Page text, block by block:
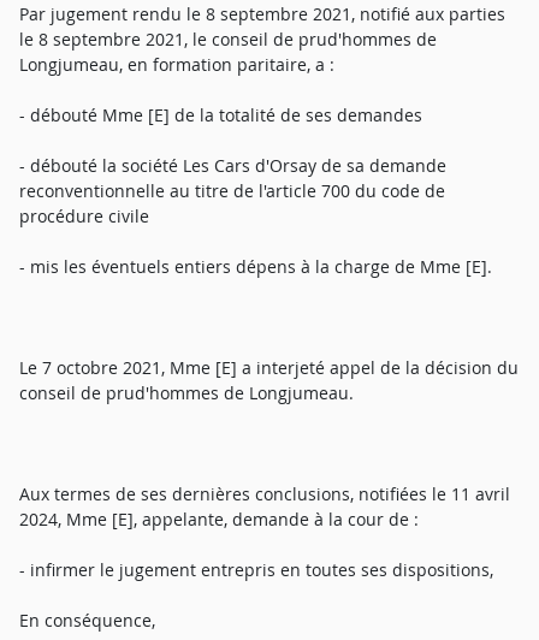
Par jugement rendu le 8 septembre 2021, notifié aux parties
le 8 septembre 2021, le conseil de prud'hommes de
Longjumeau, en formation paritaire, a :
- débouté Mme [E] de la totalité de ses demandes
- débouté la société Les Cars d'Orsay de sa demande
reconventionnelle au titre de l'article 700 du code de
procédure civile
- mis les éventuels entiers dépens à la charge de Mme [E].
Le 7 octobre 2021, Mme [E] a interjeté appel de la décision du
conseil de prud'hommes de Longjumeau.
Aux termes de ses dernières conclusions, notifiées le 11 avril
2024, Mme [E], appelante, demande à la cour de :
- infirmer le jugement entrepris en toutes ses dispositions,
En conséquence,